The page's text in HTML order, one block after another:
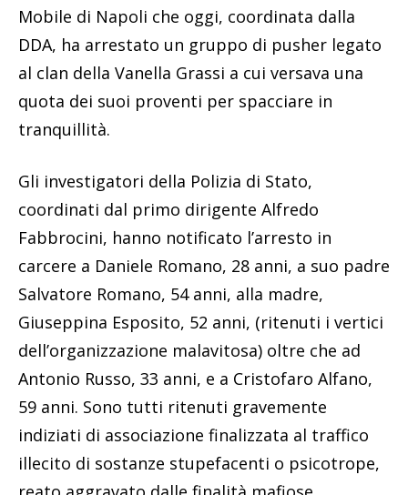
Mobile di Napoli che oggi, coordinata dalla
DDA, ha arrestato un gruppo di pusher legato
al clan della Vanella Grassi a cui versava una
quota dei suoi proventi per spacciare in
tranquillità.
Gli investigatori della Polizia di Stato,
coordinati dal primo dirigente Alfredo
Fabbrocini, hanno notificato l’arresto in
carcere a Daniele Romano, 28 anni, a suo padre
Salvatore Romano, 54 anni, alla madre,
Giuseppina Esposito, 52 anni, (ritenuti i vertici
dell’organizzazione malavitosa) oltre che ad
Antonio Russo, 33 anni, e a Cristofaro Alfano,
59 anni. Sono tutti ritenuti gravemente
indiziati di associazione finalizzata al traffico
illecito di sostanze stupefacenti o psicotrope,